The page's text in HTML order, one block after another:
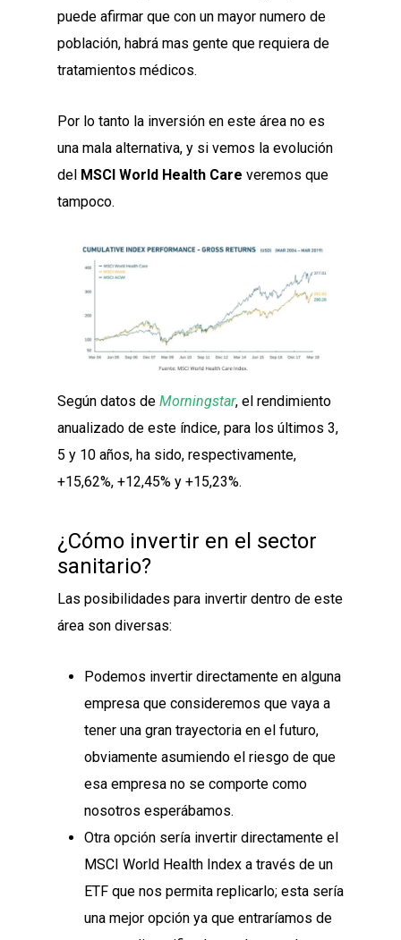
puede afirmar que con un mayor numero de
población, habrá mas gente que requiera de
tratamientos médicos.
Por lo tanto la inversión en este área no es
una mala alternativa, y si vemos la evolución
del MSCI World Health Care veremos que
tampoco.
Según datos de Morningstar, el rendimiento
anualizado de este índice, para los últimos 3,
5 y 10 años, ha sido, respectivamente,
+15,62%, +12,45% y +15,23%.
¿Cómo invertir en el sector
sanitario?
Las posibilidades para invertir dentro de este
área son diversas:
Podemos invertir directamente en alguna
empresa que consideremos que vaya a
tener una gran trayectoria en el futuro,
obviamente asumiendo el riesgo de que
esa empresa no se comporte como
nosotros esperábamos.
Otra opción sería invertir directamente el
MSCI World Health Index a través de un
ETF que nos permita replicarlo; esta sería
una mejor opción ya que entraríamos de